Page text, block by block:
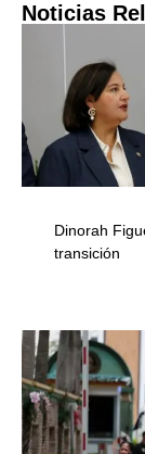
Noticias
Dinorah
transición